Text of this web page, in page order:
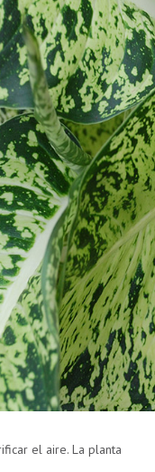
el aire. La planta